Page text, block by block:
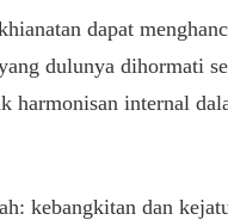
dapat
dulunya dihormati
harmonisan internal
kebangkitan dan